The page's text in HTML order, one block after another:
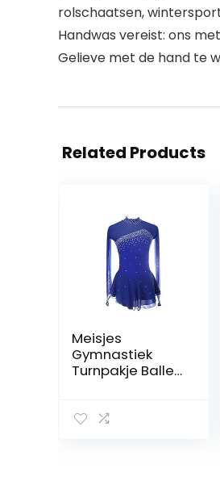
rolschaatsen,
Handwas vereist: ons
Gelieve met de hand te
Related Products
Meisjes
Gymnastiek
Turnpakje Ballet
Back Figuur